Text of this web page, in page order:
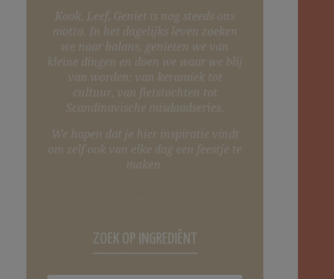
Kook, Leef, Geniet is nog steeds ons
motto. In het dagelijks leven zoeken
we naar balans, genieten we van
kleine dingen en doen we waar we blij
van worden: van keramiek tot
cultuur, van fietstochten tot
Scandinavische misdaadseries.
We hopen dat je hier inspiratie vindt
om zelf ook van elke dag een feestje te
maken.
ZOEK OP INGREDIËNT